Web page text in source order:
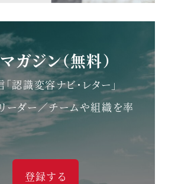
ガジン（無料）
認識変容ナビ・レター」
ーダー／チームや組織を率
登録する